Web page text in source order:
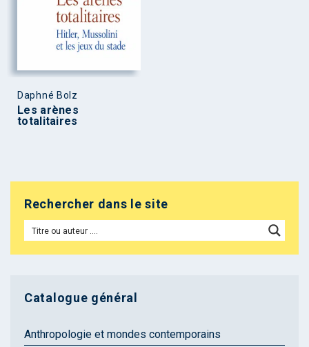
Daphné Bolz
Les arènes
totalitaires
Rechercher dans le site
Catalogue général
Anthropologie et mondes contemporains